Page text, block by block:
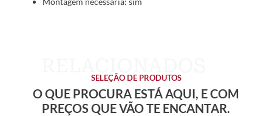
SELEÇÃO DE PRODUTOS
O QUE PROCURA ESTÁ AQUI, E COM
PREÇOS QUE VÃO TE ENCANTAR.